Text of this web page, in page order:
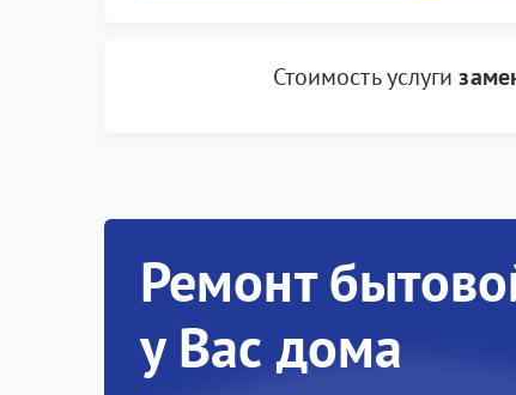
Стоимость услуги
Ремонт
у Вас дома